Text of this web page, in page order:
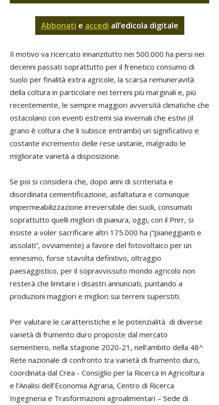
Abbonati e accedi all’edicola digitale
Il motivo va ricercato innanzitutto nei 500.000 ha persi nei
decenni passati soprattutto per il frenetico consumo di
suolo per finalità extra agricole, la scarsa remuneravità
della coltura in particolare nei terreni più marginali e, più
recentemente, le sempre maggiori avversità climatiche che
ostacolano con eventi estremi sia invernali che estivi (il
grano è coltura che li subisce entrambi) un significativo e
costante incremento delle rese unitarie, malgrado le
migliorate varietà a disposizione.
Se poi si considera che, dopo anni di scriteriata e
disordinata cementificazione, asfaltatura e comunque
impermeabilizzazione irreversibile dei suoli, consumati
soprattutto quelli migliori di pianura, oggi, con il Pnrr, si
insiste a voler sacrificare altri 175.000 ha (“pianeggianti e
assolati”, ovviamente) a favore del fotovoltaico per un
ennesimo, forse stavolta definitivo, oltraggio
paesaggistico, per il sopravvissuto mondo agricolo non
resterà che limitare i disastri annunciati, puntando a
produzioni maggiori e migliori sui terreni superstiti.
Per valutare le caratteristiche e le potenzialità di diverse
varietà di frumento duro proposte dal mercato
sementiero, nella stagione 2020-21, nell’ambito della 48^
Rete nazionale di confronto tra varietà di frumento duro,
coordinata dal Crea - Consiglio per la Ricerca in Agricoltura
e l’Analisi dell’Economia Agraria, Centro di Ricerca
Ingegneria e Trasformazioni agroalimentari – Sede di